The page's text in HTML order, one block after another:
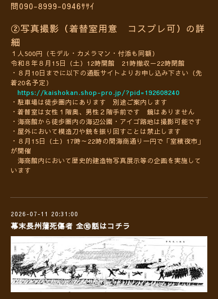
問090-8999-0946ｻｻｲ
②写真撮影 （着替室用意 コスプレ可）の詳
細
１人500円（モデル・カメラマン・付添も同額）
令和８年８月15日（土）12時開館 21時撤収－22時閉館
・８月10日までに以下の通販サイトよりお申し込み下さい（先
着20名予定）
https://kaishokan.shop-pro.jp/?pid=192608240
・駐車場は徒歩圏内にあります 別途ご案内します
・着替室は女性１階奥、男性２階手前です 鏡はありません
・海商館から徒歩圏内の海辺公園・アイゴ路地は撮影可能です
・屋外において模造刀や銃を振り回すことは禁止します
・８月15日（土）17時～22時の間海商通り一円で「室積夜市」
が開催
海商館内において歴史的建造物写真展示等の企画を実施して
います
2026-07-11 20:31:00
幕末長州藩死傷者 全⑩話はコチラ